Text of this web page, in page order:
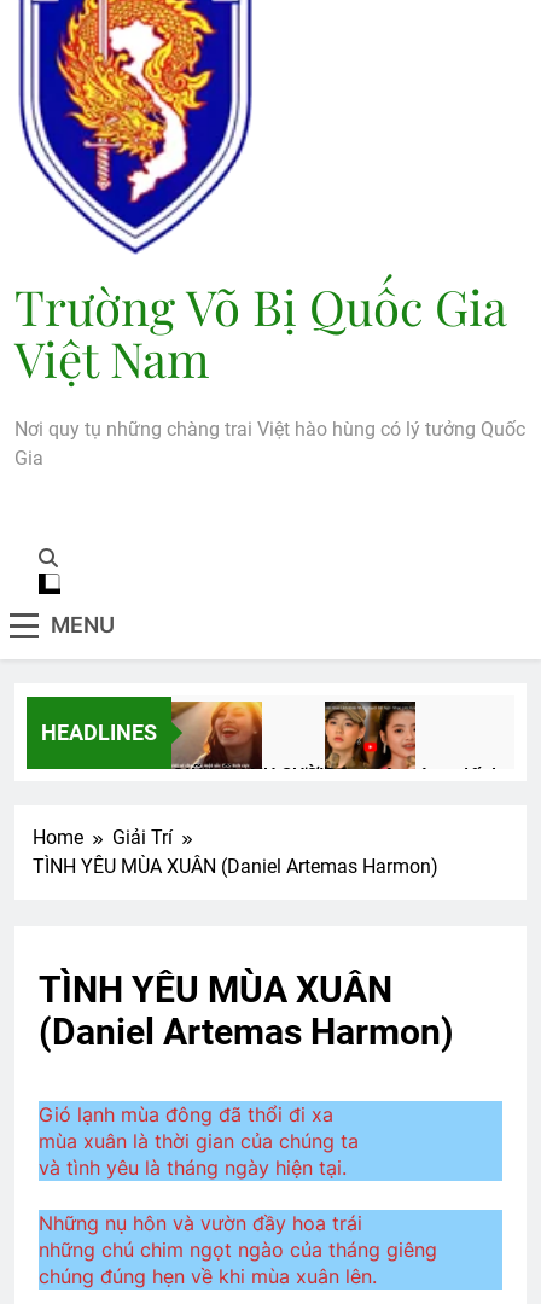
Trường Võ Bị Quốc Gia
Việt Nam
Nơi quy tụ những chàng trai Việt hào hùng có lý tưởng Quốc
Gia
MENU
HEADLINES
GIỮ LẤY NỤ CƯỜIĐêm trên vùng đất lạ
Set name, upload AVATAR, and cover
QUÀ TẶNG CỦA ANH LÍNH THỦY
TÌNH YÊU & TÌNH BẠN (Emily Bronte)
Home
Giải Trí
TÌNH YÊU MÙA XUÂN (Daniel Artemas Harmon)
TÌNH YÊU MÙA XUÂN
(Daniel Artemas Harmon)
Gió lạnh mùa đông đã thổi đi xa
mùa xuân là thời gian của chúng ta
và tình yêu là tháng ngày hiện tại.
Những nụ hôn và vườn đầy hoa trái
những chú chim ngọt ngào của tháng giêng
chúng đúng hẹn về khi mùa xuân lên.